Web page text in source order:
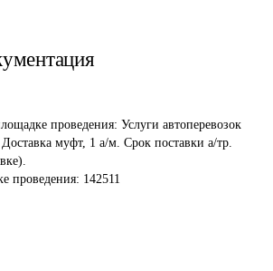
проведения: Услуги автоперевозок
муфт, 1 а/м. Срок поставки а/тр.
проведения: 142511